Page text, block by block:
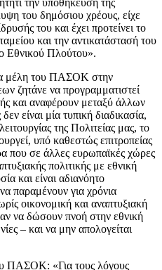
του δημόσιου χρέους, είχε
του και έχει προτείνει το
και την αντικατάστασή του
Εθνικού Πλούτου».
μέλη του ΠΑΣΟΚ στην
ζητάνε να προγραμματιστεί
και αναφέρουν μεταξύ άλλων
είναι μία τυπική διαδικασία,
της Πολιτείας μας, το
υπό καθεστώς επιτροπείας
που σε άλλες ευρωπαϊκές χώρες
πολιτικής με εθνική
και είναι αδιανόητο
παραμένουν για χρόνια
οικονομική και αναπτυξιακή
να δώσουν πνοή στην εθνική
– και να μην απολογείται
ΠΑΣΟΚ: «Για τους λόγους